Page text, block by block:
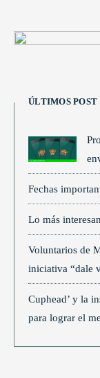
ÚLTIMOS POST
Fechas
Lo más
Voluntarios de
iniciativa “dale
Cuphead’ y la
para lograr el